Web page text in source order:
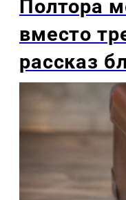
Полтора
вместо
рассказ